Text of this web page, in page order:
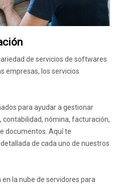
de servicios de softwares
empresas, los servicios
para ayudar a gestionar
nómina, facturación,
documentos. Aquí te
de cada uno de nuestros
la nube de servidores para